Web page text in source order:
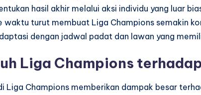
hasil akhir melalui aksi individu yang luar
waktu turut membuat Liga Champions semakin
dengan jadwal padat dan lawan yang
Liga Champions
Liga Champions memberikan dampak besar